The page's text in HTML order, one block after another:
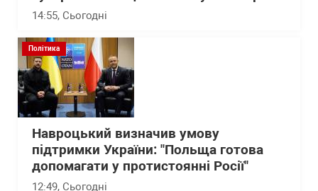
14:55, Сьогодні
Політика
Навроцький визначив умову
підтримки України: "Польща готова
допомагати у протистоянні Росії"
12:49, Сьогодні